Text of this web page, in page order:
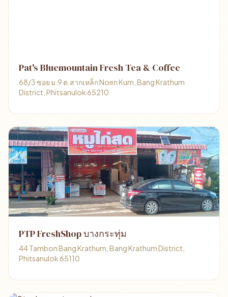
Pat's Bluemountain Fresh Tea & Coffee
68/3 ซอย ม.9 ต.สากเหล็ก Noen Kum, Bang Krathum
District, Phitsanulok 65210
PTP FreshShop บางกระทุ่ม
44 Tambon Bang Krathum, Bang Krathum District,
Phitsanulok 65110